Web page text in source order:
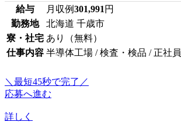
給与 月収例301,991 円
勤務地
北海道 千歳市
寮・社宅 あり（無料）
仕事内容 半導体工場 / 検査・検品 / 正社員
＼最短45秒で完了／
応募へ進む
詳しく